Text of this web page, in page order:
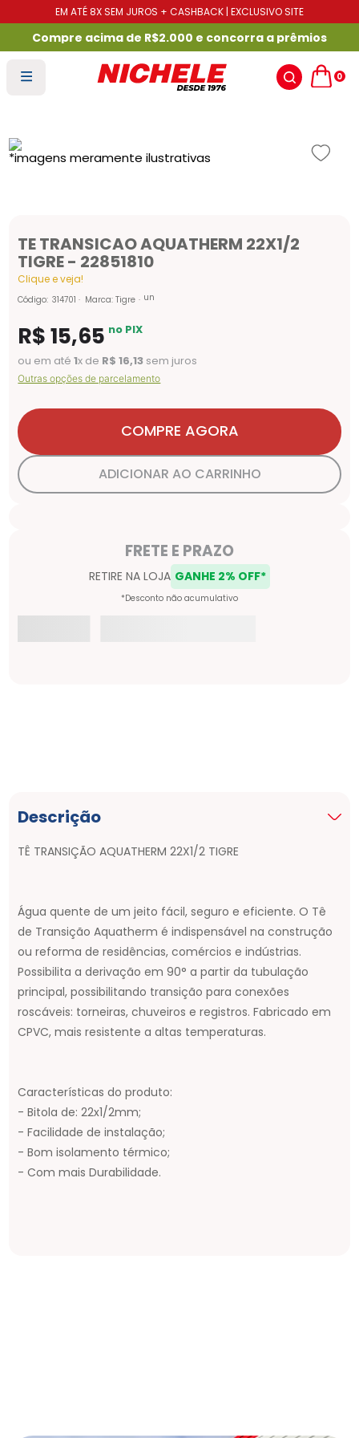
EM ATÉ 8X SEM JUROS + CASHBACK | EXCLUSIVO SITE
Compre acima de R$2.000 e concorra a prêmios
0
TE TRANSICAO AQUATHERM 22X1/2
TIGRE - 22851810
Clique e veja!
Código: 314701 Marca:Tigre un
R$15,65 no PIX
ou em até1x de R$ 16,13 sem juros
Outras opções de parcelamento
COMPRE AGORA
ADICIONAR AO CARRINHO
Descrição
TÊ TRANSIÇÃO AQUATHERM 22X1/2 TIGRE
Água quente de um jeito fácil, seguro e eficiente. O Tê
de Transição Aquatherm é indispensável na construção
ou reforma de residências, comércios e indústrias.
Possibilita a derivação em 90° a partir da tubulação
principal, possibilitando transição para conexões
roscáveis: torneiras, chuveiros e registros. Fabricado em
CPVC, mais resistente a altas temperaturas.
Características do produto:
- Bitola de: 22x1/2mm;
- Facilidade de instalação;
- Bom isolamento térmico;
- Com mais Durabilidade.